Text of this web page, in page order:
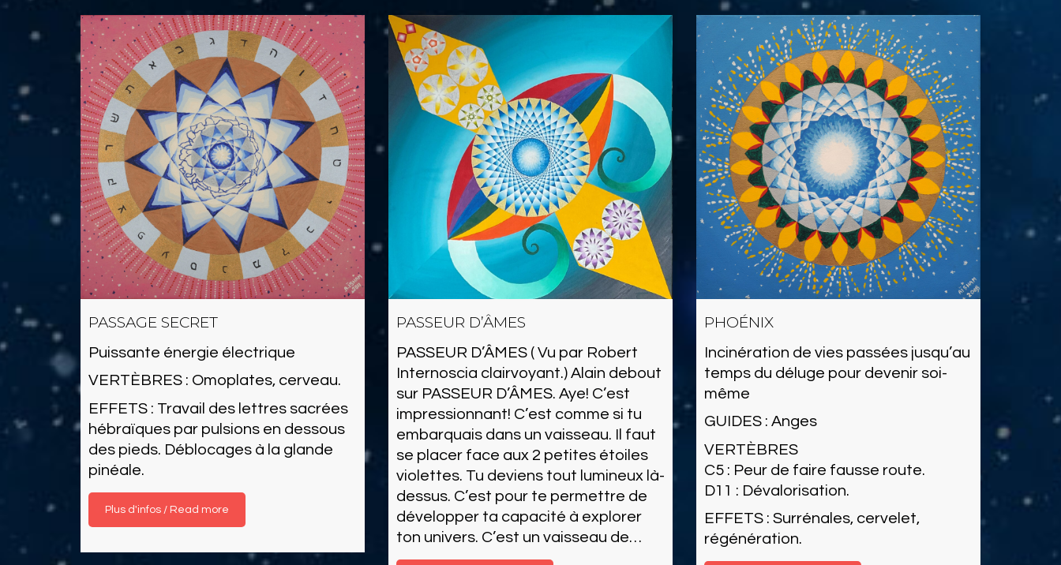
PASSAGE SECRET
Puissante énergie électrique
VERTÈBRES : Omoplates, cerveau.
EFFETS : Travail des lettres sacrées
hébraïques par pulsions en dessous
des pieds. Déblocages à la glande
pinéale.
Read more
PASSEUR D’ÂMES
PASSEUR D’ÂMES ( Vu par Robert
Internoscia clairvoyant.) Alain debout
sur PASSEUR D’ÂMES. Aye! C’est
impressionnant! C’est comme si tu
embarquais dans un vaisseau. Il faut
se placer face aux 2 petites étoiles
violettes. Tu deviens tout lumineux là-
dessus. C’est pour te permettre de
développer ta capacité à explorer
ton univers. C’est un vaisseau de…
PHOÉNIX
Incinération de vies passées jusqu’au
temps du déluge pour devenir soi-
même
GUIDES : Anges
VERTÈBRES
C5 : Peur de faire fausse route.
D11 : Dévalorisation.
EFFETS : Surrénales, cervelet,
régénération.